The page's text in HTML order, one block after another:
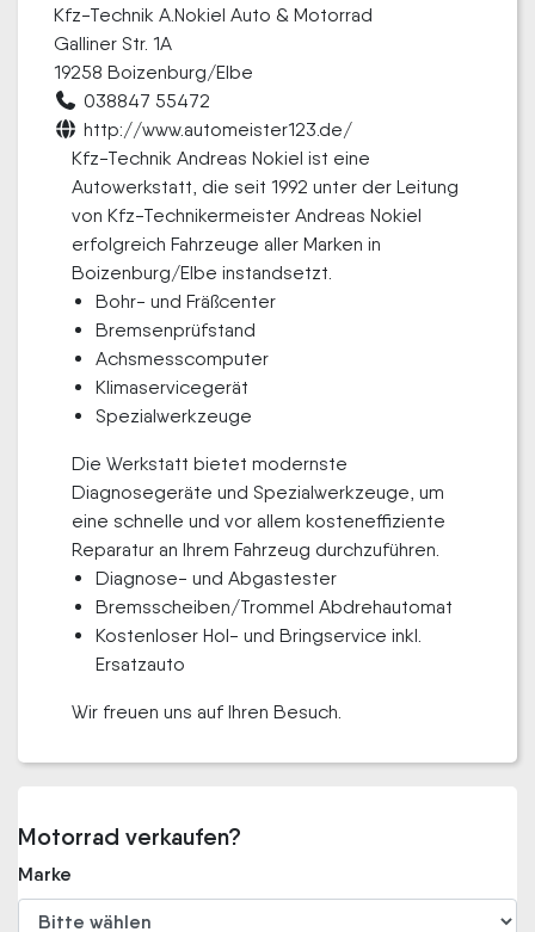
Kfz-Technik A.Nokiel Auto & Motorrad
Galliner Str. 1A
19258 Boizenburg/Elbe
038847 55472
http://www.automeister123.de/
Kfz-Technik Andreas Nokiel ist eine
Autowerkstatt, die seit 1992 unter der Leitung
von Kfz-Technikermeister Andreas Nokiel
erfolgreich Fahrzeuge aller Marken in
Boizenburg/Elbe instandsetzt.
Bohr- und Fräßcenter
Bremsenprüfstand
Achsmesscomputer
Klimaservicegerät
Spezialwerkzeuge
Die Werkstatt bietet modernste
Diagnosegeräte und Spezialwerkzeuge, um
eine schnelle und vor allem kosteneffiziente
Reparatur an Ihrem Fahrzeug durchzuführen.
Diagnose- und Abgastester
Bremsscheiben/Trommel Abdrehautomat
Kostenloser Hol- und Bringservice inkl.
Ersatzauto
Wir freuen uns auf Ihren Besuch.
Motorrad verkaufen?
Marke